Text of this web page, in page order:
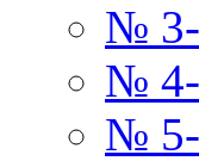
№ 3-
№ 4-
№ 5-